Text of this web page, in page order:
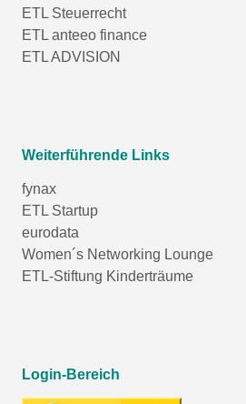
ETL Steuerrecht
ETL anteeo finance
ETL ADVISION
Weiterführende Links
fynax
ETL Startup
eurodata
Women´s Networking Lounge
ETL-Stiftung Kinderträume
Login-Bereich